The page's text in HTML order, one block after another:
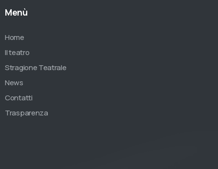
Menù
Home
Il teatro
Stragione Teatrale
News
Contatti
Trasparenza